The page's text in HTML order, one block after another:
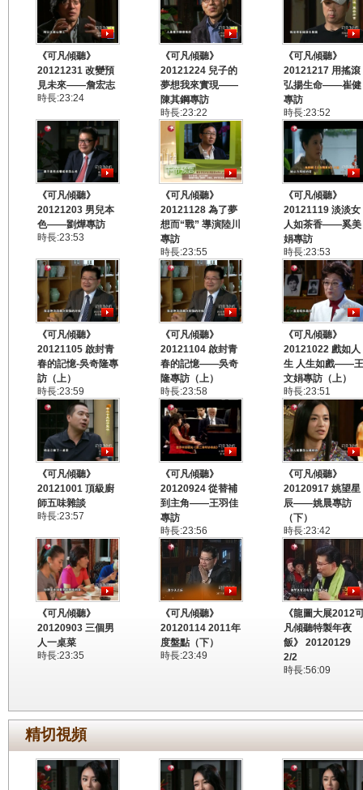
《可凡傾聽》
20121231 改變預
見未來——詹宏志
時長:23:24
《可凡傾聽》
20121224 兒子的
夢想我來實現——
陳其鋼專訪
時長:23:22
《可凡傾聽》
20121217 用搖滾
弘揚生命——崔健
專訪
時長:23:52
《可凡傾聽》
20121203 男兒本
色——劉燁專訪
時長:23:53
《可凡傾聽》
20121128 為了夢
想而“戰” 導演陸川
專訪
時長:23:55
《可凡傾聽》
20121119 淡淡女
人如茶香——奚美
娟專訪
時長:23:53
《可凡傾聽》
20121105 啟封青
春的記憶-吳奇隆專
訪（上）
時長:23:59
《可凡傾聽》
20121104 啟封青
春的記憶——吳奇
隆專訪（上）
時長:23:58
《可凡傾聽》
20121022 戲如人
生 人生如戲——王
文娟專訪（上）
時長:23:51
《可凡傾聽》
20121001 頂級廚
師五味雜談
時長:23:57
《可凡傾聽》
20120924 從替補
到主角——王羽佳
專訪
時長:23:56
《可凡傾聽》
20120917 姚望星
辰——姚晨專訪
（下）
時長:23:42
《可凡傾聽》
20120903 三個男
人一桌菜
時長:23:35
《可凡傾聽》
20120114 2011年
度盤點（下）
時長:23:49
《龍圖大展2012
凡傾聽特製年夜
飯》 20120129
2/2
時長:56:09
精切視頻